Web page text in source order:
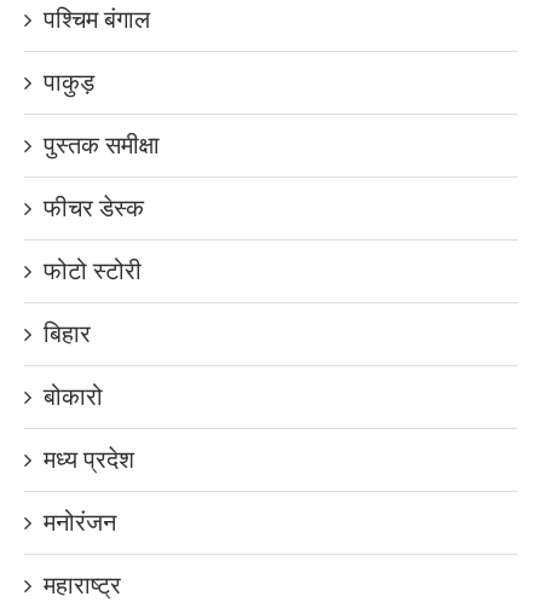
पश्चिम बंगाल
पाकुड़
पुस्तक समीक्षा
फीचर डेस्क
फोटो स्टोरी
बिहार
बोकारो
मध्य प्रदेश
मनोरंजन
महाराष्ट्र